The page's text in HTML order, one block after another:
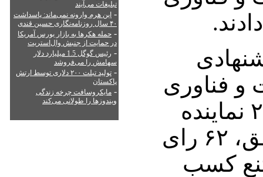
تبلیغات می‌آیند
- این هرم وارونه نمی‌ماند: پاسداشت
۴۰ سال روزنامه‌نگاری حسین قندی
- حمله هکرها به بازار بورس آمریکا
در حمایت از جنبش وال‌استریت
-
رئیس گوگل 1.5 میلیارد دلار
سهامش را می‌فروشد
-
تولید تبلت ۲۰۰ دلاری توسط ارتش
پاکستان
- مایکروسافت چرخه زندگی
ویندوزها را طولانی می‌کند
و فناوری
اطلاعات، از میان ۲۸۶ نماینده
حاضر، ۱۹۷ رای موافق، ۶۲ رای
ممتنع کسب